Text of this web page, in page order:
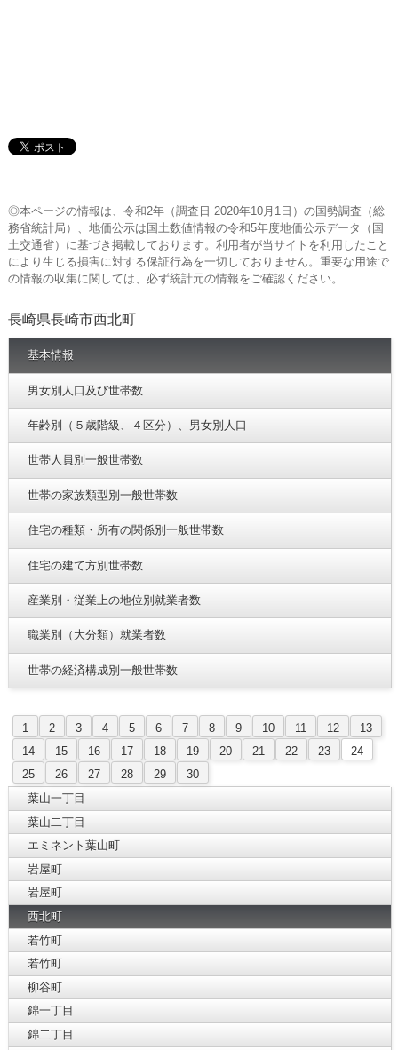
◎本ページの情報は、令和2年（調査日 2020年10月1日）の国勢調査（総
務省統計局）、地価公示は国土数値情報の令和5年度地価公示データ（国
土交通省）に基づき掲載しております。利用者が当サイトを利用したこと
により生じる損害に対する保証行為を一切しておりません。重要な用途で
の情報の収集に関しては、必ず統計元の情報をご確認ください。
長崎県長崎市西北町
基本情報
男女別人口及び世帯数
年齢別（５歳階級、４区分）、男女別人口
世帯人員別一般世帯数
世帯の家族類型別一般世帯数
住宅の種類・所有の関係別一般世帯数
住宅の建て方別世帯数
産業別・従業上の地位別就業者数
職業別（大分類）就業者数
世帯の経済構成別一般世帯数
1 2 3 4 5 6 7 8 9 10 11 12
13
14
15 16 17 18 19 20 21 22 23
24
25
26 27 28 29
30
葉山一丁目
葉山二丁目
エミネント葉山町
岩屋町
岩屋町
西北町
若竹町
若竹町
柳谷町
錦一丁目
錦二丁目